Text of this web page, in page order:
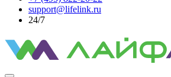
support@lifelink.ru
24/7